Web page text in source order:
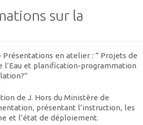
sur la
Présentations en atelier : ” Projets de
l’Eau et planification-programmation
de J. Hors du Ministère de
présentant l’instruction, les
et l’état de déploiement.